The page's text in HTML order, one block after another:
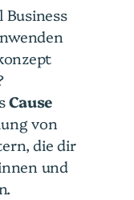
Cause
von
die dir
und